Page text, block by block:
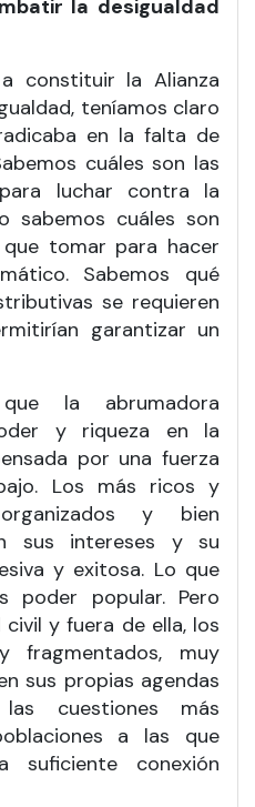
la desigualdad
constituir la Alianza
teníamos claro
en la falta de
cuáles son las
luchar contra la
sabemos cuáles son
tomar para hacer
Sabemos qué
se requieren
garantizar un
la abrumadora
y riqueza en la
por una fuerza
Los más ricos y
y bien
sus intereses y su
y exitosa. Lo que
poder popular. Pero
y fuera de ella, los
fragmentados, muy
sus propias agendas
cuestiones más
a las que
suficiente conexión